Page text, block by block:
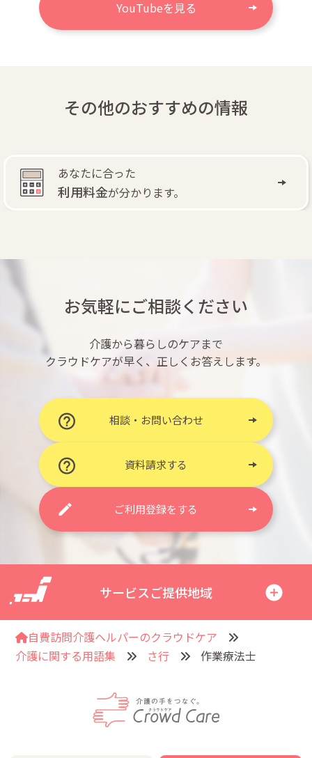
YouTubeを見る
その他のおすすめの情報
あなたに合った
利用料金が分かります。
お気軽にご相談ください
介護から暮らしのケアまで
クラウドケアが早く、正しくお答えします。
相談・お問い合わせ
資料請求する
ご利用登録をする
サービスご提供地域
自費訪問介護ヘルパーのクラウドケア
介護に関する用語集
さ行 作業療法士